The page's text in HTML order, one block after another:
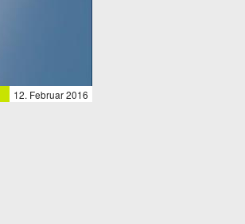
12. Februar 2016